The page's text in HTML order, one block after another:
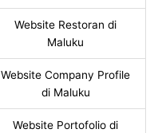
Website Restoran di
Maluku
Website Company Profile
di Maluku
Website Portofolio di